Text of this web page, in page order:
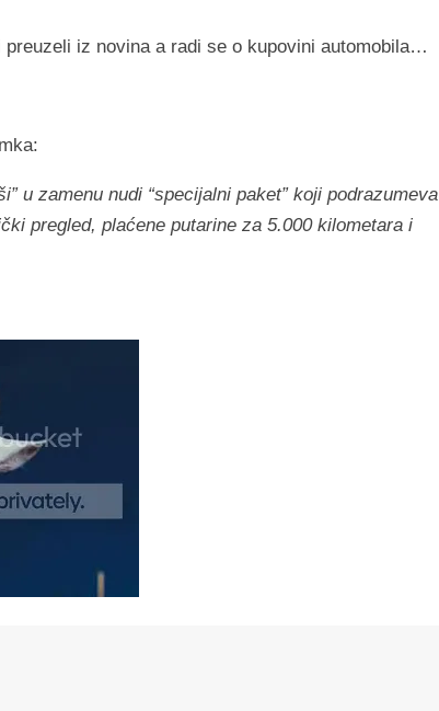
iz novina a radi se o kupovini automobila…
u zamenu nudi “specijalni paket” koji podrazumeva
pregled, plaćene putarine za 5.000 kilometara i